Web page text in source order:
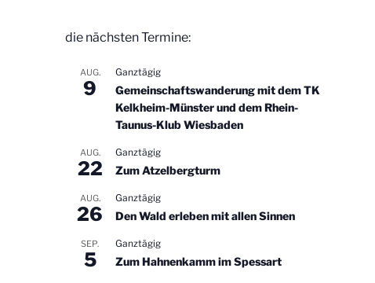
die nächsten Termine:
AUG.
9
Ganztägig
Gemeinschaftswanderung mit dem TK
Kelkheim-Münster und dem Rhein-
Taunus-Klub Wiesbaden
AUG.
22
Ganztägig
Zum Atzelbergturm
AUG.
26
Ganztägig
Den Wald erleben mit allen Sinnen
SEP.
5
Ganztägig
Zum Hahnenkamm im Spessart